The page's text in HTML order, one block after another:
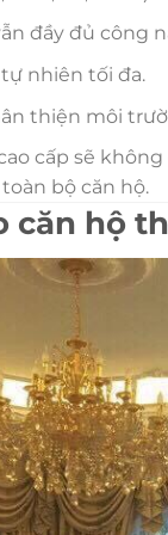
đầy đủ công
nhiên tối đa.
thiện môi
cấp sẽ
bộ căn hộ.
căn hộ